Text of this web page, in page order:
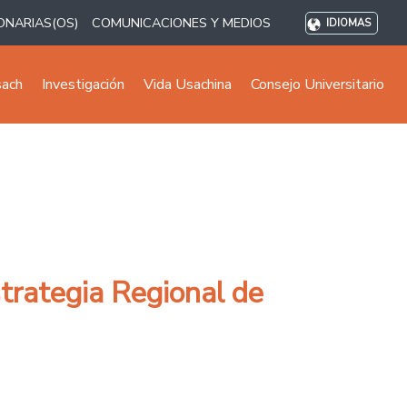
COMUNICACIONES Y MEDIOS IDIOMAS
Investigación Vida Usachina Consejo Universitario
Regional de